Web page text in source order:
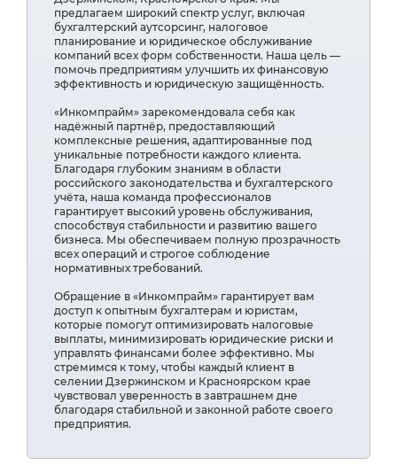
предлагаем широкий спектр услуг, включая
бухгалтерский аутсорсинг, налоговое
планирование и юридическое обслуживание
компаний всех форм собственности. Наша цель —
помочь предприятиям улучшить их финансовую
эффективность и юридическую защищённость.
«Инкомпрайм» зарекомендовала себя как
надёжный партнёр, предоставляющий
комплексные решения, адаптированные под
уникальные потребности каждого клиента.
Благодаря глубоким знаниям в области
российского законодательства и бухгалтерского
учёта, наша команда профессионалов
гарантирует высокий уровень обслуживания,
способствуя стабильности и развитию вашего
бизнеса. Мы обеспечиваем полную прозрачность
всех операций и строгое соблюдение
нормативных требований.
Обращение в «Инкомпрайм» гарантирует вам
доступ к опытным бухгалтерам и юристам,
которые помогут оптимизировать налоговые
выплаты, минимизировать юридические риски и
управлять финансами более эффективно. Мы
стремимся к тому, чтобы каждый клиент в
селении Дзержинском и Красноярском крае
чувствовал уверенность в завтрашнем дне
благодаря стабильной и законной работе своего
предприятия.